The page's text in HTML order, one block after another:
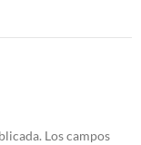
Los campos